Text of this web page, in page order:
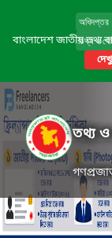
বাংলাদেশ জাতীয় তথ্য
তথ্য ও